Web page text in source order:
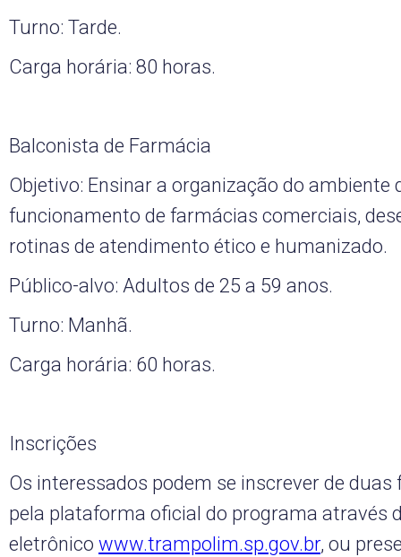
Turno: Tarde.
Carga horária: 80 horas.
Balconista de Farmácia
Objetivo: Ensinar a organização do ambiente
funcionamento de farmácias comerciais,
rotinas de atendimento ético e humanizado.
Público-alvo: Adultos de 25 a 59 anos.
Turno: Manhã.
Carga horária: 60 horas.
Inscrições
Os interessados podem se inscrever de duas
pela plataforma oficial do programa através
eletrônico www.trampolim.sp.gov.br, ou